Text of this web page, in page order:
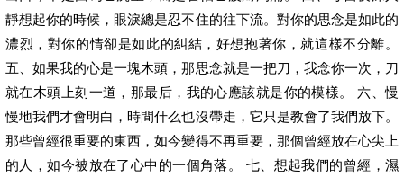
靜想起你的時候，眼淚總是忍不住的往下流。對你的思念是如此的
濃烈，對你的情卻是如此的糾結，好想抱著你，就這樣不分離。
五、如果我的心是一塊木頭，那思念就是一把刀，我念你一次，刀
就在木頭上刻一道，那最后，我的心應該就是你的模樣。 六、慢
慢地我們才會明白，時間什么也沒帶走，它只是教會了我們放下。
那些曾經很重要的東西，如今變得不再重要，那個曾經放在心尖上
的人，如今被放在了心中的一個角落。 七、想起我們的曾經，濕